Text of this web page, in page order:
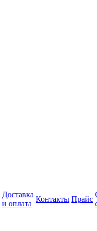
Доставка
и оплата
Контакты Прайс